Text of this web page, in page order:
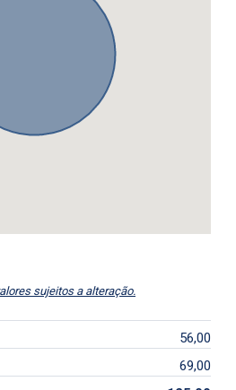
sujeitos a alteração.
56,00
69,00